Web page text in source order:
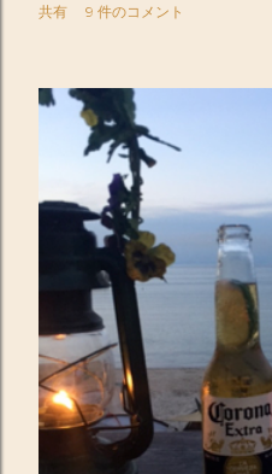
共有 9 件のコメント